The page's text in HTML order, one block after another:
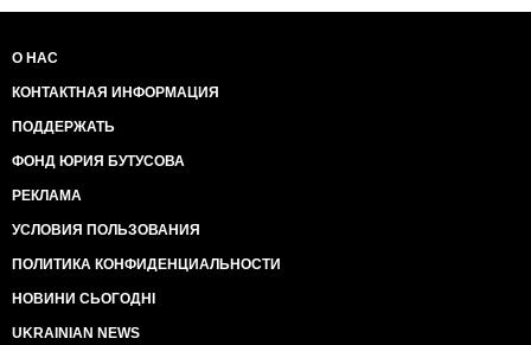
О НАС
КОНТАКТНАЯ ИНФОРМАЦИЯ
ПОДДЕРЖАТЬ
ФОНД ЮРИЯ БУТУСОВА
РЕКЛАМА
УСЛОВИЯ ПОЛЬЗОВАНИЯ
ПОЛИТИКА КОНФИДЕНЦИАЛЬНОСТИ
НОВИНИ СЬОГОДНІ
UKRAINIAN NEWS